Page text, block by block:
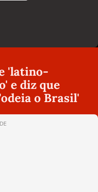
'latino-
e diz que
o Brasil'